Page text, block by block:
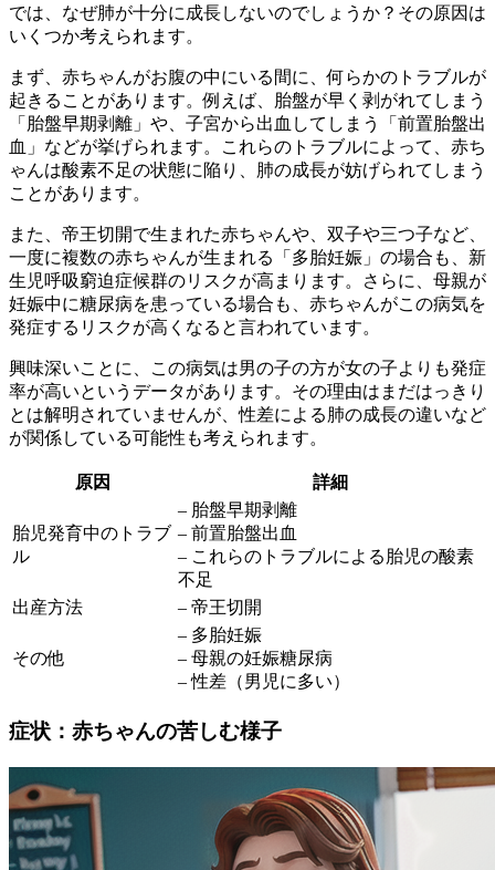
では、なぜ肺が十分に成長しないのでしょうか？その原因は
いくつか考えられます。
まず、赤ちゃんがお腹の中にいる間に、何らかのトラブルが
起きることがあります。例えば、胎盤が早く剥がれてしまう
「胎盤早期剥離」や、子宮から出血してしまう「前置胎盤出
血」などが挙げられます。これらのトラブルによって、赤ち
ゃんは酸素不足の状態に陥り、肺の成長が妨げられてしまう
ことがあります。
また、帝王切開で生まれた赤ちゃんや、双子や三つ子など、
一度に複数の赤ちゃんが生まれる「多胎妊娠」の場合も、新
生児呼吸窮迫症候群のリスクが高まります。さらに、母親が
妊娠中に糖尿病を患っている場合も、赤ちゃんがこの病気を
発症するリスクが高くなると言われています。
興味深いことに、この病気は男の子の方が女の子よりも発症
率が高いというデータがあります。その理由はまだはっきり
とは解明されていませんが、性差による肺の成長の違いなど
が関係している可能性も考えられます。
原因 詳細
胎児発育中のトラブ
ル
– 胎盤早期剥離
– 前置胎盤出血
– これらのトラブルによる胎児の酸素
不足
出産方法
– 帝王切開
その他
– 多胎妊娠
– 母親の妊娠糖尿病
– 性差（男児に多い）
症状：赤ちゃんの苦しむ様子